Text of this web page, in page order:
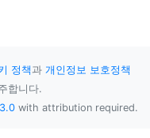
정책과 개인정보 보호정책
합니다.
with attribution required.